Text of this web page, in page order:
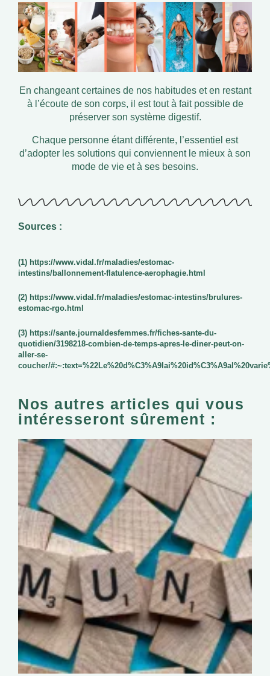
En changeant certaines de nos habitudes et en restant
à l’écoute de son corps, il est tout à fait possible de
préserver son système digestif.
Chaque personne étant différente, l’essentiel est
d’adopter les solutions qui conviennent le mieux à son
mode de vie et à ses besoins.
Sources :
(1) https://www.vidal.fr/maladies/estomac-
intestins/ballonnement-flatulence-aerophagie.html
(2) https://www.vidal.fr/maladies/estomac-intestins/brulures-
estomac-rgo.html
(3) https://sante.journaldesfemmes.fr/fiches-sante-du-
quotidien/3198218-combien-de-temps-apres-le-diner-peut-on-
aller-se-
coucher/
Nos autres articles qui vous
intéresseront sûrement :